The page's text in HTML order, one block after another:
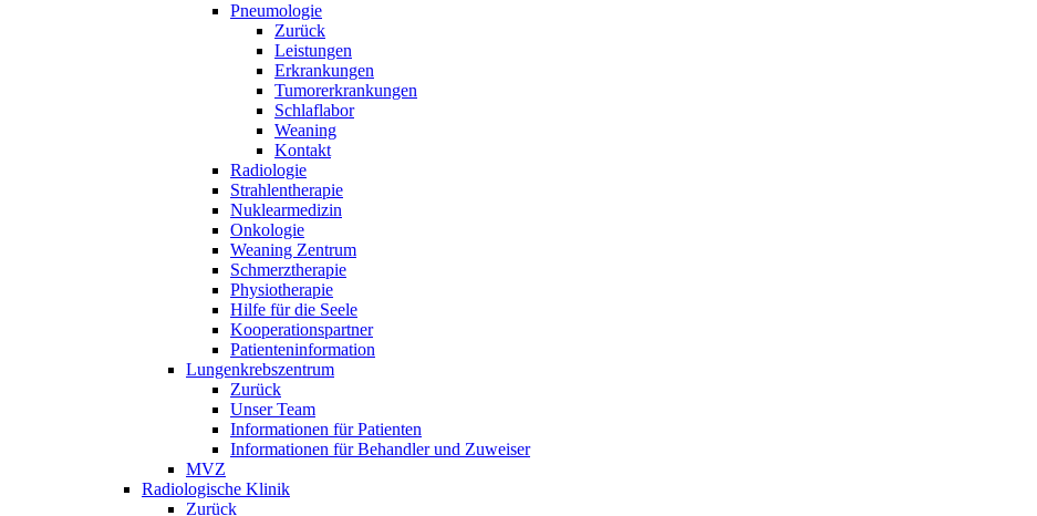
Pneumologie
Zurück
Leistungen
Erkrankungen
Tumorerkrankungen
Schlaflabor
Weaning
Kontakt
Radiologie
Strahlentherapie
Nuklearmedizin
Onkologie
Weaning Zentrum
Schmerztherapie
Physiotherapie
Hilfe für die Seele
Kooperationspartner
Patienteninformation
Lungenkrebszentrum
Zurück
Unser Team
Informationen für Patienten
Informationen für Behandler und Zuweiser
MVZ
Radiologische Klinik
Zurück